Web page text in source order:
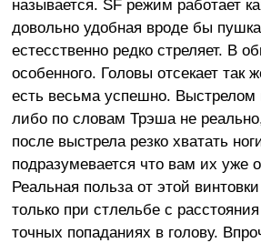
называется. SF режим работает
довольно удобная вроде бы
естесственно редко стреляет. В
особенного. Головы отсекает так
есть весьма успешно. Выстрелом
либо по словам Трэша не
после выстрела резко хватать
подразумевается что вам их уже
Реальная польза от этой
только при стлельбе с
точных попаданиях в голову.